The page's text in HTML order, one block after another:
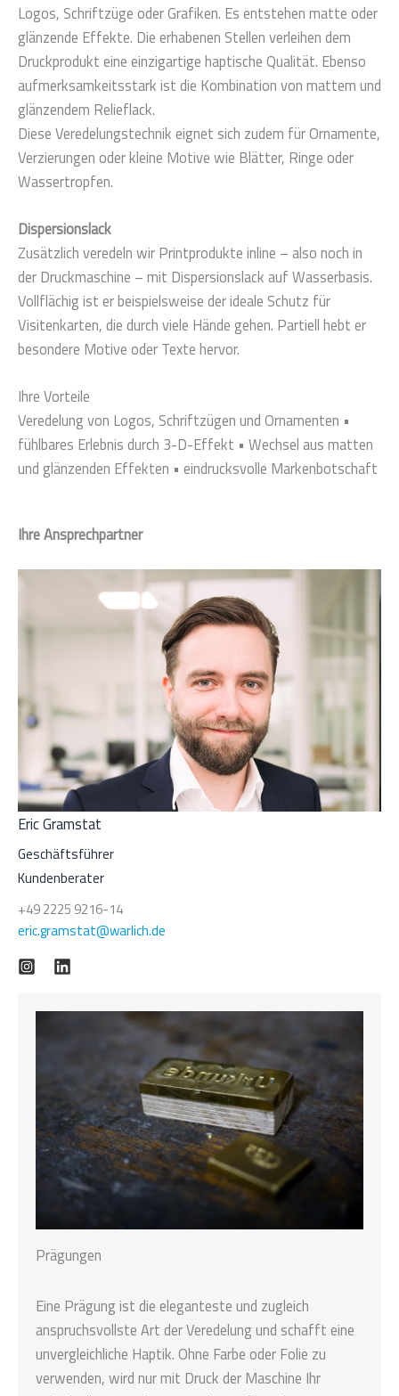
Logos, Schriftzüge oder Grafiken. Es entstehen matte oder
glänzende Effekte. Die erhabenen Stellen verleihen dem
Druckprodukt eine einzigartige haptische Qualität. Ebenso
aufmerksamkeitsstark ist die Kombination von mattem und
glänzendem Relieflack.
Diese Veredelungstechnik eignet sich zudem für Ornamente,
Verzierungen oder kleine Motive wie Blätter, Ringe oder
Wassertropfen.
Dispersionslack
Zusätzlich veredeln wir Printprodukte inline – also noch in
der Druckmaschine – mit Dispersionslack auf Wasserbasis.
Vollflächig ist er beispielsweise der ideale Schutz für
Visitenkarten, die durch viele Hände gehen. Partiell hebt er
besondere Motive oder Texte hervor.
Ihre Vorteile
Veredelung von Logos, Schriftzügen und Ornamenten •
fühlbares Erlebnis durch 3-D-Effekt • Wechsel aus matten
und glänzenden Effekten • eindrucksvolle Markenbotschaft
Ihre Ansprechpartner
Eric Gramstat
Geschäftsführer
Kundenberater
+49 2225 9216-14
eric.gramstat@warlich.de
Prägungen
Eine Prägung ist die eleganteste und zugleich
anspruchsvollste Art der Veredelung und schafft eine
unvergleichliche Haptik. Ohne Farbe oder Folie zu
verwenden, wird nur mit Druck der Maschine Ihr